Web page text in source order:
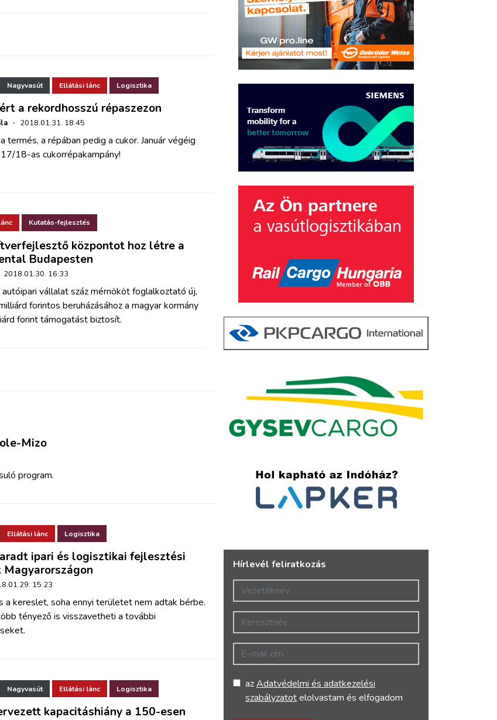
Nagyvasút Ellátási lánc Logisztika
a rekordhosszú répaszezon
· 2018.01.31. 18:45
termés, a répában pedig a cukor. Január végéig
18-as cukorrépakampány!
Kutatás-fejlesztés
központot hoz létre a
Budapesten
2018.01.30. 16:33
vállalat száz mérnököt foglalkoztató új,
forintos beruházásáhoza magyar kormány
forint támogatást biztosít.
Mizo
program.
Ellátási lánc Logisztika
ipari és logisztikai fejlesztési
15:23
a kereslet, soha ennyi területet nem adtak bérbe.
tényező is visszavetheti a további
Nagyvasút Ellátási lánc Logisztika
kapacitáshiány a 150-esen
Hírlevél feliratkozás
Vezetéknév
Keresztnév
E-mail cím
azAdatvédelmi és adatkezelési
szabályzatotelolvastam és elfogadom